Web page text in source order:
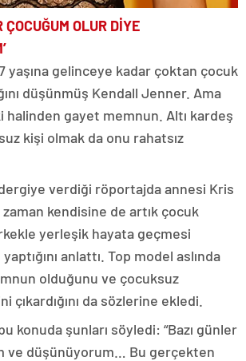
OLUR DİYE
yaşına gelinceye kadar çoktan çocuk
düşünmüş Kendall Jenner. Ama
halinden gayet memnun. Altı kardeş
kişi olmak da onu rahatsız
verdiği röportajda annesi Kris
zaman kendisine de artık çocuk
yerleşik hayata geçmesi
anlattı. Top model aslında
olduğunu ve çocuksuz
çıkardığını da sözlerine ekledi.
konuda şunları söyledi: “Bazı günler
ve düşünüyorum… Bu gerçekten